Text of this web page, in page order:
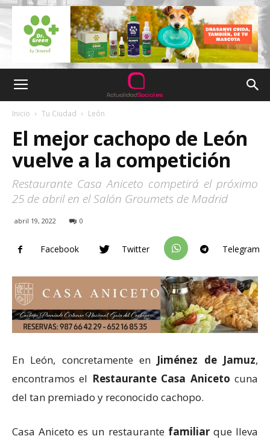
Inicio Tu Ciudad León
El mejor cachopo de León
vuelve a la competición
Restaurante Casa Aniceto competirá el próximo
25 de abril en el Salón Groumets de Madrid
abril 19, 2022 0
Facebook Twitter Telegram
En León, concretamente en Jiménez de Jamuz,
encontramos el Restaurante Casa Aniceto cuna
del tan premiado y reconocido cachopo.
Casa Aniceto es un restaurante familiarque lleva